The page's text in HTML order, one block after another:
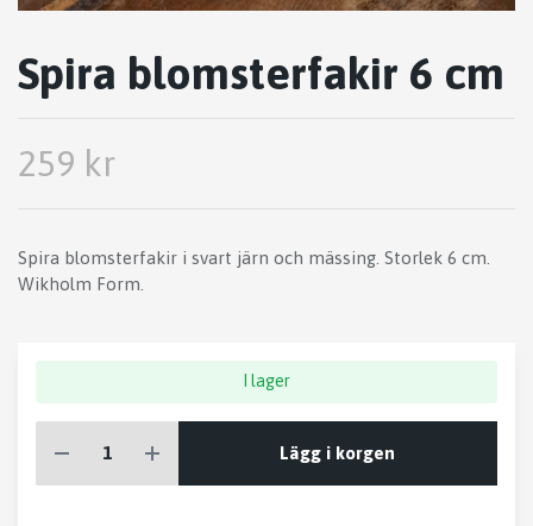
Spira blomsterfakir 6 cm
259 kr
Spira blomsterfakir i svart järn och mässing. Storlek 6 cm.
Wikholm Form.
I lager
Lägg i korgen